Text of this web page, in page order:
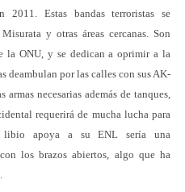
2011. Estas bandas terroristas se
y otras áreas cercanas. Son
la ONU, y se dedican a oprimir a la
deambulan por las calles con sus AK-
necesarias además de tanques,
requerirá de mucha lucha para
libio apoya a su ENL sería una
los brazos abiertos, algo que ha